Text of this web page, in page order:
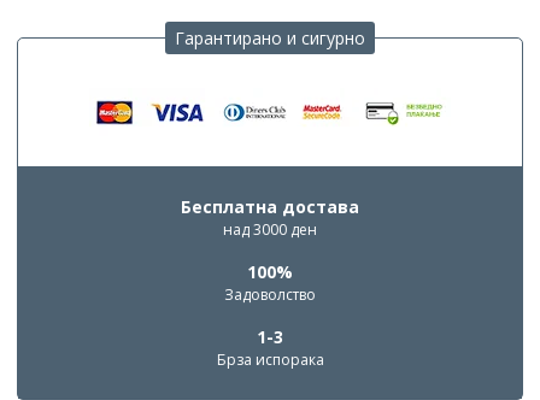
Гарантирано и сигурно
Бесплатна достава
над 3000 ден
100%
Задоволство
1-3
Брза испорака